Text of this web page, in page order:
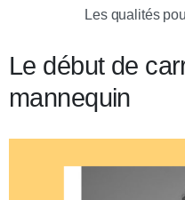
Les qualités
Le début de
mannequin